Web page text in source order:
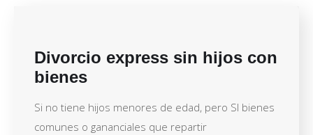
Divorcio express sin hijos con
bienes
Si no tiene hijos menores de edad, pero SI bienes
comunes o gananciales que repartir